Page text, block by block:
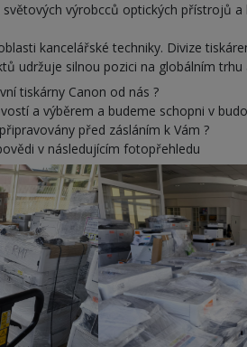
světových výrobcců optických přístrojů
kancelářské techniky. Divize
udržuje silnou pozici na globálním
tiskárny Canon od nás ?
a výběrem a budeme schopni v
před zásláním k Vám ?
v následujícím fotopřehledu